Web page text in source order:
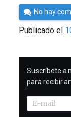
Por
Cultura
Cientifica
No hay
Publicado el
Suscríbete a
para recibir